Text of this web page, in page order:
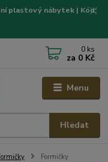
plastový nábytek | Kód:
Menu
Hledat
0 ks
za 0 Kč
Formičky